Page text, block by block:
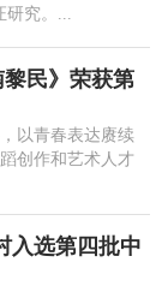
究。...
民》荣获第
以青春表达赓续
创作和艺术人才
入选第四批中